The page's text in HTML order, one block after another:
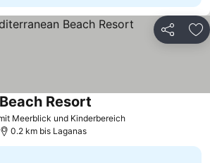
Teilen
Meerblick und Kinderbereich
Resort
0.2 km bis Laganas